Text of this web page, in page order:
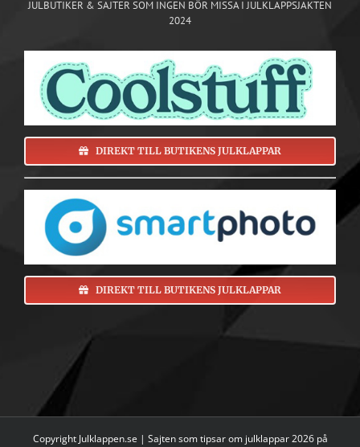
JULBUTIKER & SAJTER SOM INGEN BÖR MISSA I JULKLAPPSJAKTEN
2024
DIREKT TILL BUTIKENS JULKLAPPAR
DIREKT TILL BUTIKENS JULKLAPPAR
Copyright Julklappen.se | Sajten som tipsar om julklappar 2026 på